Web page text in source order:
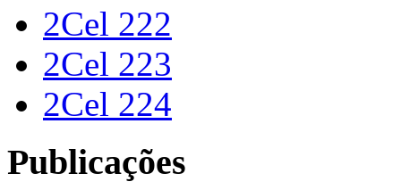
2Cel 222
2Cel 223
2Cel 224
Publicações